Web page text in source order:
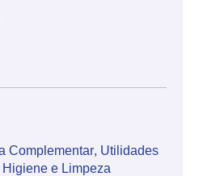
Complementar, Utilidades
Higiene e Limpeza